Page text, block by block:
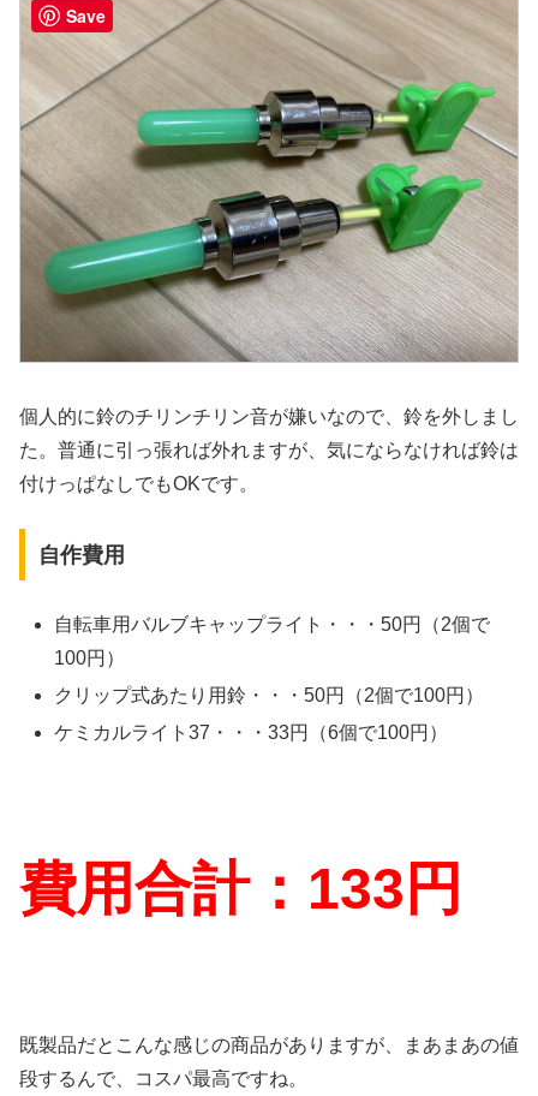
個人的に鈴のチリンチリン音が嫌いなので、鈴を外しまし
た。普通に引っ張れば外れますが、気にならなければ鈴は
付けっぱなしでもOKです。
自作費用
自転車用バルブキャップライト・・・50円（2個で
100円）
クリップ式あたり用鈴・・・50円（2個で100円）
ケミカルライト37・・・33円（6個で100円）
費用合計：133円
既製品だとこんな感じの商品がありますが、まあまあの値
段するんで、コスパ最高ですね。
Save